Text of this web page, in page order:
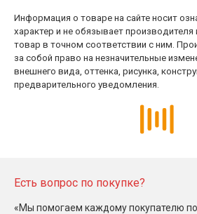
Информация о товаре на сайте носит
характер и не обязывает производителя
товар в точном соответствии с ним.
за собой право на незначительные
внешнего вида, оттенка, рисунка,
предварительного уведомления.
Есть вопрос по покупке?
«Мы помогаем каждому покупателю